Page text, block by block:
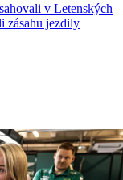
v Letenských
zásahu jezdily